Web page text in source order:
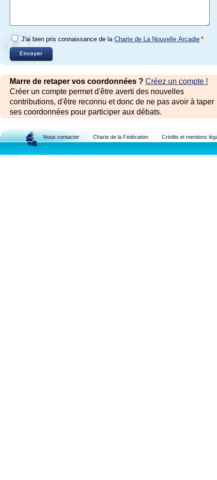
J'ai bien pris connaissance de la Charte de La Nouvelle Arcadie *
Marre de retaper vos coordonnées ? Créez un compte !
Créer un compte permet d'être averti des nouvelles
contributions, d'être reconnu et donc de ne pas avoir à taper
ses coordonnées pour participer aux débats.
Nous contacter Charte de la Fédération Crédits et mentions